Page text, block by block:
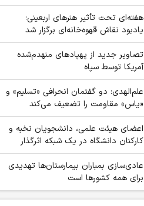
هفته‌ای تحت تأثیر هنرهای اربعینی؛
یادبود نقاش قهوه‌خانه‌ای برگزار شد
تصاویر جدید از پهپادهای منهدم‌شده
آمریکا توسط سپاه
علم‌الهدی: دو گفتمان انحرافی «تسلیم» و
«یاس» مقاومت را تضعیف می‌کند
اعضای هیئت علمی، دانشجویان نخبه و
کارکنان دانشگاه در یک شبکه‌ اثرگذار
عادی‌سازی بمباران بیمارستان‌ها تهدیدی
برای همه کشورها است